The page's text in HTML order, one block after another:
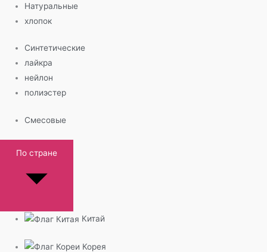
Натуральные
хлопок
Синтетические
лайкра
нейлон
полиэстер
Смесовые
По стране
Китай
Корея